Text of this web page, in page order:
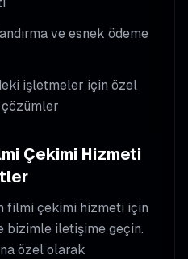
ve esnek ödeme
işletmeler için özel
Çekimi Hizmeti
filmi çekimi hizmeti için
iletişime geçin.
özel olarak